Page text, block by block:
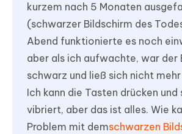
kurzem nach 5 Monaten
(schwarzer Bildschirm des
Abend funktionierte es noch
aber als ich aufwachte, war der
schwarz und ließ sich nicht
Ich kann die Tasten drücken und
vibriert, aber das ist alles. Wie
Problem mit demschwarzen